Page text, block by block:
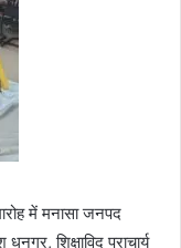
में मनासा जनपद
शिक्षाविद प्राचार्य